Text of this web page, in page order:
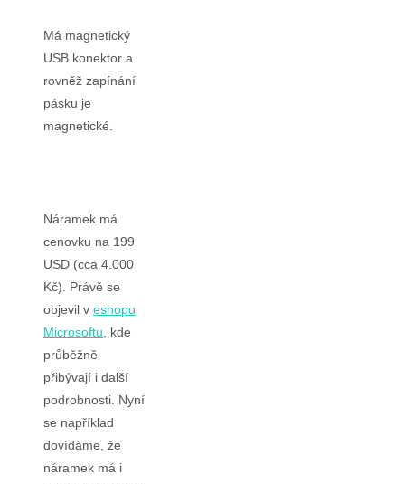
Má magnetický
USB konektor a
rovněž zapínání
pásku je
magnetické.
Náramek má
cenovku na 199
USD (cca 4.000
Kč). Právě se
objevil v eshopu
Microsoftu , kde
průběžně
přibývají i další
podrobnosti. Nyní
se například
dovídáme, že
náramek má i